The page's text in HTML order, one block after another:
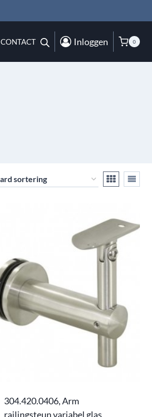
CONTACT Inloggen 0
304.420.0406, Arm
railingsteun variabel glas